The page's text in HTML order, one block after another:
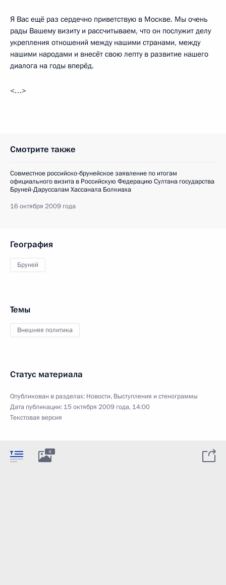
Я Вас ещё раз сердечно приветствую в Москве. Мы очень
рады Вашему визиту и рассчитываем, что он послужит делу
укрепления отношений между нашими странами, между
нашими народами и внесёт свою лепту в развитие нашего
диалога на годы вперёд.
<…>
Смотрите также
Совместное российско-брунейское заявление по итогам
официального визита в Российскую Федерацию Султана государства
Бруней-Даруссалам Хассанала Болкиаха
16 октября 2009 года
География
Бруней
Темы
Внешняя политика
Статус материала
Опубликован в разделах: Новости, Выступления и стенограммы
Дата публикации: 15 октября 2009 года, 14:00
Текстовая версия
6